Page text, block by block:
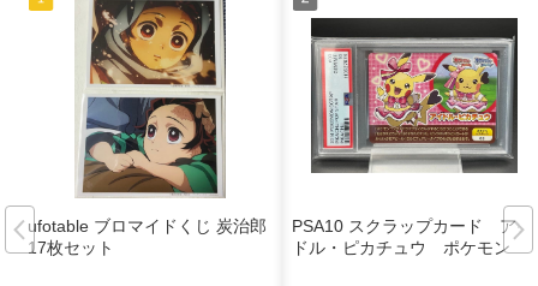
ufotable ブロマイドくじ 炭治郎
17枚セット
PSA10 スクラップカード アイ
ドル・ピカチュウ ポケモン